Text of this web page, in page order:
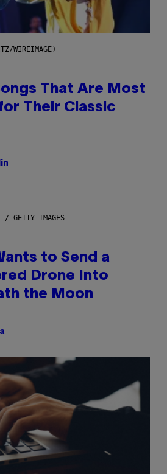
WIREIMAGE)
That Are Most
Their Classic
/ GETTY IMAGES
to Send a
Drone Into
the Moon